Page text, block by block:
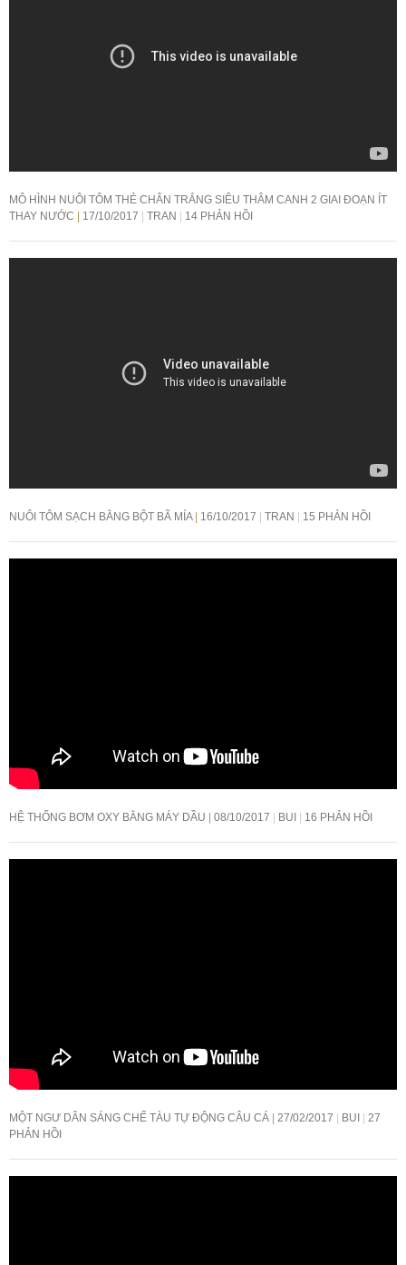
MÔ HÌNH NUÔI TÔM THẺ CHÂN TRẮNG SIÊU THÂM CANH 2 GIAI ĐOẠN ÍT
THAY NƯỚC
17/10/2017 TRAN 14 PHẢN HỒI
NUÔI TÔM SẠCH BẰNG BỘT BÃ MÍA 16/10/2017 TRAN 15 PHẢN HỒI
HỆ THỐNG BƠM OXY BẰNG MÁY DẦU 08/10/2017 BUI 16 PHẢN HỒI
MỘT NGƯ DÂN SÁNG CHẾ TÀU TỰ ĐỘNG CÂU CÁ 27/02/2017 BUI
27
PHẢN HỒI